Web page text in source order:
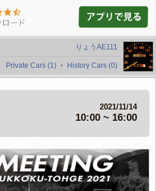
りょうAE111
Private Cars (1) ・ History Cars (0)
2021/11/14
10:00 ~ 16:00